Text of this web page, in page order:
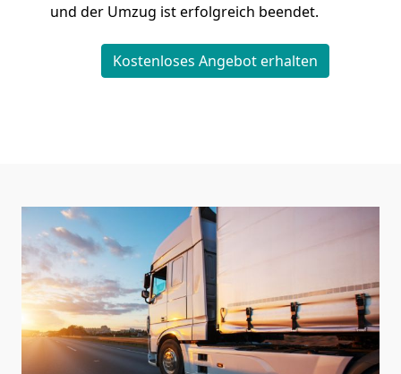
und der Umzug ist erfolgreich beendet.
Kostenloses Angebot erhalten